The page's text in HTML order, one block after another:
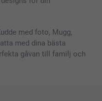
med foto, Mugg,
med dina bästa
gåvan till familj och